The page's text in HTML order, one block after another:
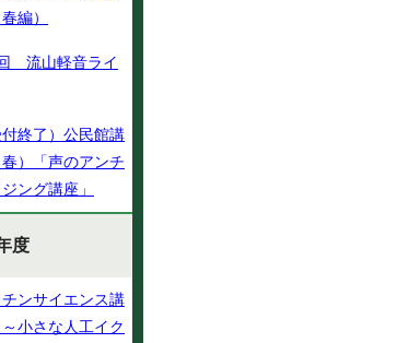
編）
流山軽音ライ
付終了）公民館講
）「声のアンチ
ング講座」
度
ンサイエンス講
小さな人工イク